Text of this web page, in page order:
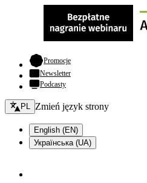
Promocje- otwiera się w nowej karcie
Newsletter
Podcasty
Zmień język - bieżący:
PL Zmień język strony
English (EN)
Українська (UA)